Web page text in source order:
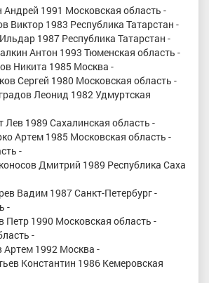
1991 Московская область -
Виктор 1983 Республика Татарстан -
1987 Республика Татарстан -
Антон 1993 Тюменская область -
Никита 1985 Москва -
Сергей 1980 Московская область -
Леонид 1982 Удмуртская
Лев 1989 Сахалинская область -
Артем 1985 Московская область -
-
Дмитрий 1989 Республика Саха
Вадим 1987 Санкт-Петербург -
-
Петр 1990 Московская область -
-
Артем 1992 Москва -
Константин 1986 Кемеровская